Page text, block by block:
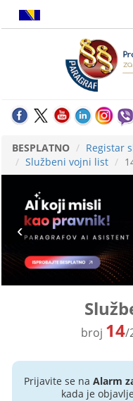
BESPLATNO
Registar
Službeni vojni list
broj 14/
Prijavite se na Alarm
kada je